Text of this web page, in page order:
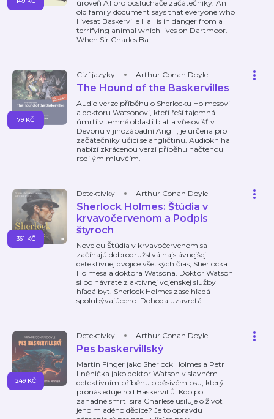
úroveň A1 pro posluchače začátečníky. An
old family document says that everyone who
l ivesat Baskerville Hall is in danger from a
terrifying animal which lives on Dartmoor.
When Sir Charles Ba…
Cizí jazyky Arthur Conan Doyle
The Hound of the Baskervilles
Audio verze příběhu o Sherlocku Holmesovi
a doktoru Watsonovi, kteří řeší tajemná
úmrtí v temné oblasti blat a vřesovišť v
Devonu v jihozápadní Anglii, je určena pro
začátečníky učící se angličtinu. Audiokniha
nabízí zkrácenou verzi příběhu načtenou
rodilým mluvčím.
79 KČ
Detektivky Arthur Conan Doyle
Sherlock Holmes: Štúdia v
krvavočervenom a Podpis
štyroch
Novelou Štúdia v krvavočervenom sa
začínajú dobrodružstvá najslávnejšej
detektívnej dvojice všetkých čias, Sherlocka
Holmesa a doktora Watsona. Doktor Watson
si po návrate z aktívnej vojenskej služby
hľadá byt. Sherlock Holmes zase hľadá
spolubývajúceho. Dohoda uzavretá…
361 KČ
Detektivky Arthur Conan Doyle
Pes baskervillský
Martin Finger jako Sherlock Holmes a Petr
Lněnička jako doktor Watson v slavném
detektivním příběhu o děsivém psu, který
pronásleduje rod Baskervillů. Kdo po
záhadné smrti sira Charlese usiluje o život
jeho mladého dědice? Je to opravdu
249 KČ